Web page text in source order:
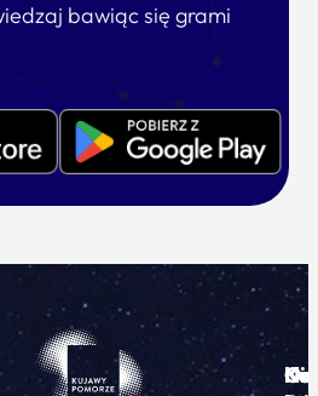
bawiąc się grami